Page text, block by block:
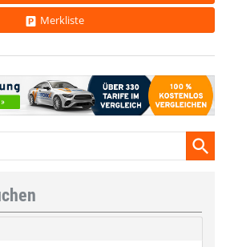
Merkliste